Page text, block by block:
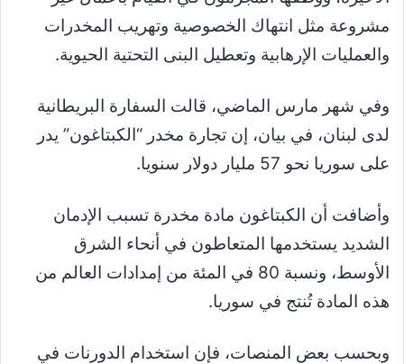
مشروعة مثل انتهاك الخصوصية وتهريب المخدرات
والعمليات الإرهابية وتعطيل البنى التحتية الحيوية.
وفي شهر مارس الماضي، قالت السفارة البريطانية
لدى لبنان، في بيان، إن تجارة مخدر “الكبتاغون” يدر
على سوريا نحو 57 مليار دولار سنويا.
وأضافت أن الكبتاغون مادة مخدرة تسبب الإدمان
الشديد يستخدمها المتعاطون في أنحاء الشرق
الأوسط، ونسبة 80 في المئة من إمدادات العالم من
هذه المادة تُنتج في سوريا.
وبحسب بعض المنصات، فإن استخدام الدورنات في